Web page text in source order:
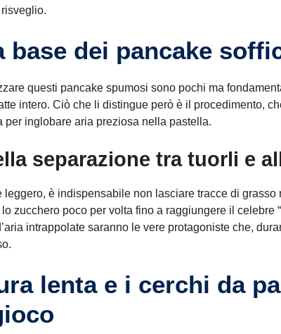
base dei pancake
questi pancake spumosi sono pochi ma
intero. Ciò che li distingue però è il procedimento,
per inglobare aria preziosa nella pastella.
separazione tra tuorli e
leggero, è indispensabile non lasciare tracce di
zucchero poco per volta fino a raggiungere il celebre
intrappolate saranno le vere protagoniste che,
lenta e i cerchi da